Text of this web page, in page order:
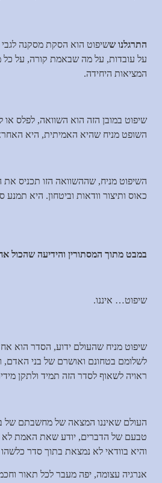
התרגלנו ששיפוט הוא הסקת מסקנה
על עובדות, על מה שבאמת קורה, על
המציאות היחידה.
שיפוט במובן הזה הוא השוואה, לפלס
השופט מניח שהיא האמיתית, היא
השיפוט מניח, שההשוואה הזו תכניס
כאוס ותיצור וודאות וביטחון. היא תמנע
במבט מתוך המסתורין והידיעה שהכול
שיפוט… איננו.
שיפוט מניח שהעולם ידוע, הסדר הוא
לשלומם בטחונם ואושרם של בני
ראויה לשאוף לסדר הזה תמיד ולתקן
העולם שאיננו המצאה של מחשבתם של
טבעם של הדברים, יודע שאת האמת לא
והיא בוודאי לא נמצאת בתוך סדר
אנרגיה עצומה, יפה מעבר לכל תאור